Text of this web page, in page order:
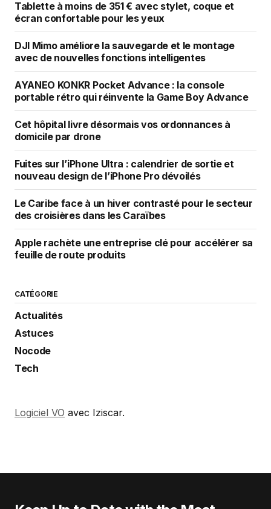
Tablette à moins de 351 € avec stylet, coque et
écran confortable pour les yeux
DJI Mimo améliore la sauvegarde et le montage
avec de nouvelles fonctions intelligentes
AYANEO KONKR Pocket Advance : la console
portable rétro qui réinvente la Game Boy Advance
Cet hôpital livre désormais vos ordonnances à
domicile par drone
Fuites sur l’iPhone Ultra : calendrier de sortie et
nouveau design de l’iPhone Pro dévoilés
Le Caribe face à un hiver contrasté pour le secteur
des croisières dans les Caraïbes
Apple rachète une entreprise clé pour accélérer sa
feuille de route produits
CATÉGORIE
Actualités
Astuces
Nocode
Tech
Logiciel VO avec Iziscar.